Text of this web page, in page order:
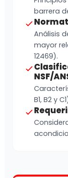
barrera
Análisis
mayor
12469).
NSF/
B1, B2 y